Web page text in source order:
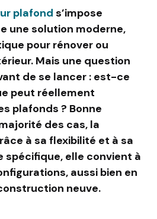
plafond s’impose
une solution moderne,
pour rénover ou
Mais une question
de se lancer : est-ce
peut réellement
plafonds ? Bonne
des cas, la
à sa flexibilité et à sa
spécifique, elle convient à
aussi bien en
neuve.